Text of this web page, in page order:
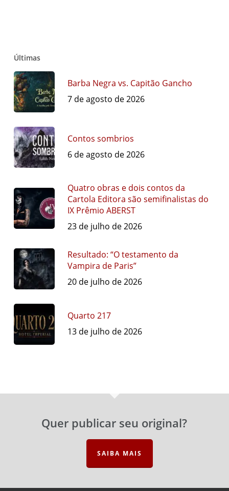
Últimas
Barba Negra vs. Capitão Gancho
7 de agosto de 2026
Contos sombrios
6 de agosto de 2026
Quatro obras e dois contos da
Cartola Editora são semifinalistas do
IX Prêmio ABERST
23 de julho de 2026
Resultado: “O testamento da
Vampira de Paris”
20 de julho de 2026
Quarto 217
13 de julho de 2026
Quer publicar seu original?
SAIBA MAIS